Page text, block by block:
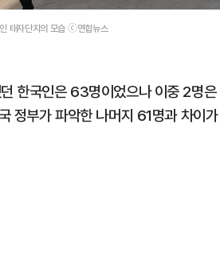
태자단지의 모습 ⓒ연합뉴스
한국인은 63명이었으나 이중 2명
정부가 파악한 나머지 61명과 차이